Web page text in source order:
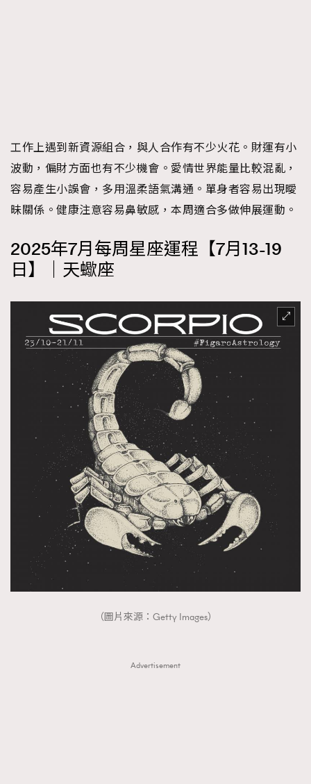
工作上遇到新資源組合，與人合作有不少火花。財運有小
波動，偏財方面也有不少機會。愛情世界能量比較混亂，
容易產生小誤會，多用溫柔語氣溝通。單身者容易出現曖
昧關係。健康注意容易鼻敏感，本周適合多做伸展運動。
2025年7月每周星座運程【7月13-19
日】｜天蠍座
（圖片來源：Getty Images）
Advertisement